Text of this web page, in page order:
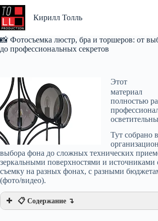
Перейти
к
Кирилл Толль
📸 Фотосъемка люстр, бра и торшеров: от
до профессиональных секретов
Этот
материал
полностью
Тут собрано
выбора фона до сложных технических
зеркальными поверхностями и источниками
съемку на разных фонах, с разными
(фото/видео).
📋 Содержание ↴